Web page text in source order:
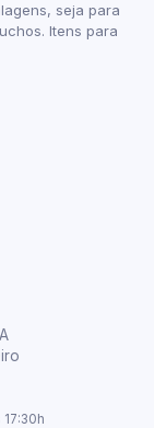
seja para
Itens para